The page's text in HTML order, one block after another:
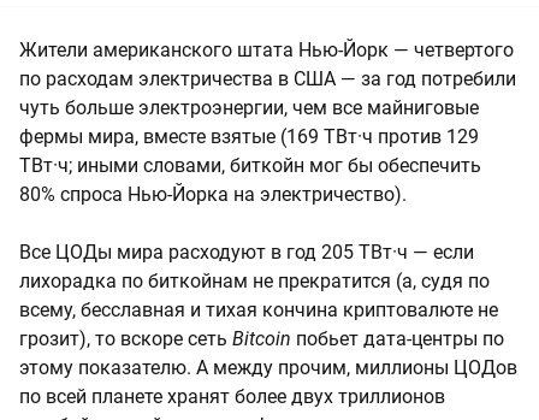
Жители американского штата Нью-Йорк — четвертого
по расходам электричества в США — за год потребили
чуть больше электроэнергии, чем все майниговые
фермы мира, вместе взятые (169 ТВт·ч против 129
ТВт·ч; иными словами, биткойн мог бы обеспечить
80% спроса Нью-Йорка на электричество).
Все ЦОДы мира расходуют в год 205 ТВт·ч — если
лихорадка по биткойнам не прекратится (а, судя по
всему, бесславная и тихая кончина криптовалюте не
грозит), то вскоре сеть Bitcoin побьет дата-центры по
этому показателю. А между прочим, миллионы ЦОДов
по всей планете хранят более двух триллионов